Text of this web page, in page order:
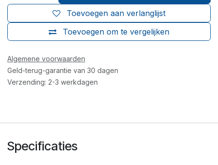
Toevoegen om te vergelijken
Toevoegen aan verlanglijst
Algemene voorwaarden
Geld-terug-garantie van 30 dagen
Verzending: 2-3 werkdagen
Specificaties